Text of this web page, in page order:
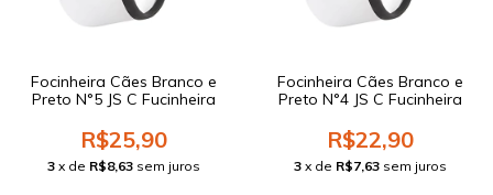
Focinheira Cães Branco e
Preto N°5 JS C Fucinheira
R$25,90
3 x de R$8,63 sem juros
Focinheira Cães Branco e
Preto N°4 JS C Fucinheira
R$22,90
3 x de R$7,63 sem juros